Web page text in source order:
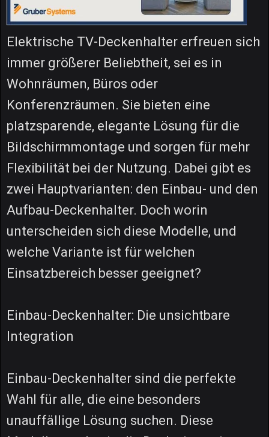
Elektrische TV-Deckenhalter erfreuen sich
immer größerer Beliebtheit, sei es in
Wohnräumen, Büros oder
Konferenzräumen. Sie bieten eine
platzsparende, elegante Lösung für die
Bildschirmmontage und sorgen für mehr
Flexibilität bei der Nutzung. Dabei gibt es
zwei Hauptvarianten: den Einbau- und den
Aufbau-Deckenhalter. Doch worin
unterscheiden sich diese Modelle, und
welche Variante ist für welchen
Einsatzbereich besser geeignet?
Einbau-Deckenhalter: Die unsichtbare
Integration
Einbau-Deckenhalter sind die perfekte
Wahl für alle, die eine besonders
unauffällige Lösung suchen. Diese